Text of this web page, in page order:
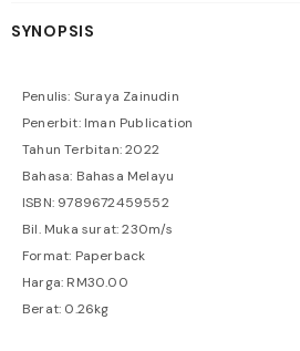
SYNOPSIS
Penulis: Suraya Zainudin
Penerbit: Iman Publication
Tahun Terbitan: 2022
Bahasa: Bahasa Melayu
ISBN: 9789672459552
Bil. Muka surat: 230m/s
Format: Paperback
Harga: RM30.00
Berat: 0.26kg